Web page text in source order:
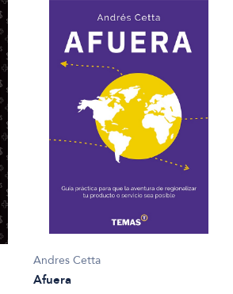
Andres Cetta
Afuera